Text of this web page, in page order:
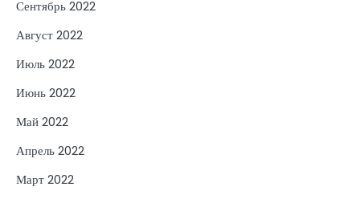
Сентябрь 2022
Август 2022
Июль 2022
Июнь 2022
Май 2022
Апрель 2022
Март 2022